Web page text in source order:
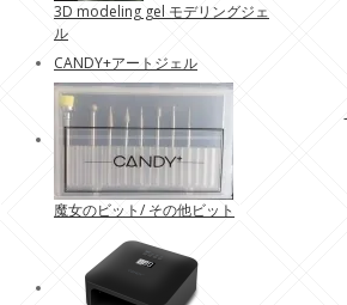
3D modeling gel モデリングジェ
ル
CANDY+アートジェル
魔女のビット/ その他ビット